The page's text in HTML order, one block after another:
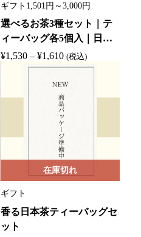
–
¥
2
,
0
0
ギフト1,501円～3,000円
選べるお茶3種セット｜テ
ィーバッグ各5個入｜日本
茶ギフト｜煎茶・和紅茶・
ほうじ茶・抹茶入り玄米茶
¥1,530 – ¥1,610価
格
帯
:
¥
,
5
3
¥
(税込)
ギフト
香る日本茶ティーバッグセ
ット
在庫切れ